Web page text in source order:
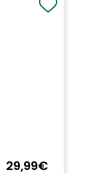
29,99€